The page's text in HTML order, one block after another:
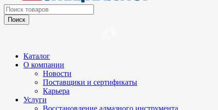
Каталог
О компании
Новости
Поставщики и сертификаты
Карьера
Услуги
Восстановление алмазного инструмента